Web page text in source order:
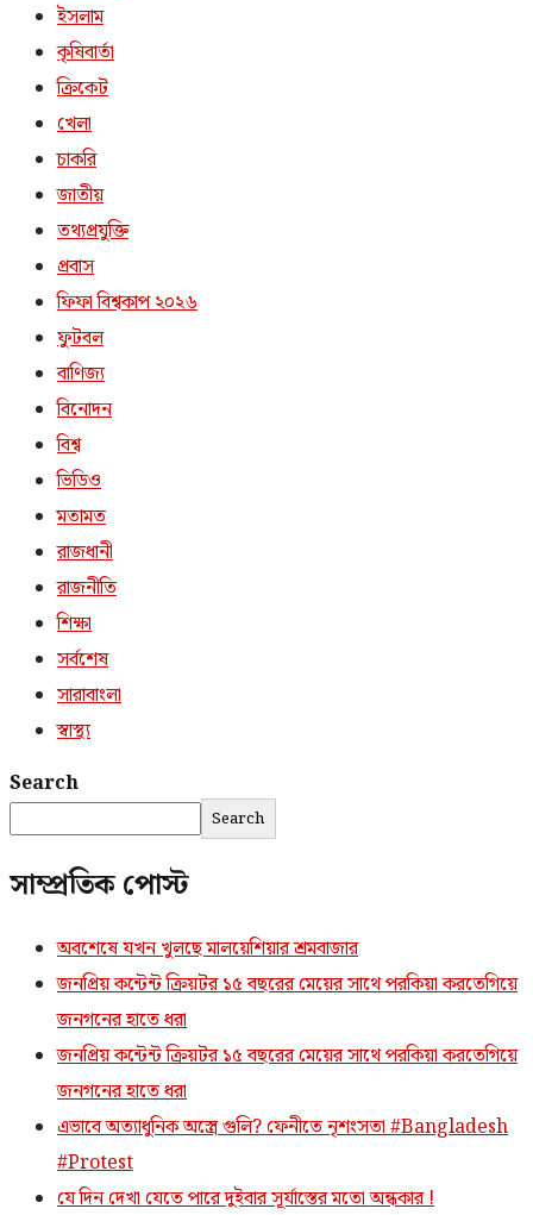
ইসলাম
কৃষিবার্তা
ক্রিকেট
খেলা
চাকরি
জাতীয়
তথ্যপ্রযুক্তি
প্রবাস
ফিফা বিশ্বকাপ ২০২৬
ফুটবল
বাণিজ্য
বিনোদন
বিশ্ব
ভিডিও
মতামত
রাজধানী
রাজনীতি
শিক্ষা
সর্বশেষ
সারাবাংলা
স্বাস্থ্য
Search
Search
সাম্প্রতিক পোস্ট
অবশেষে যখন খুলছে মালয়েশিয়ার শ্রমবাজার
জনপ্রিয় কন্টেন্ট ক্রিয়টর ১৫ বছরের মেয়ের সাথে পরকিয়া করতেগিয়ে
জনগনের হাতে ধরা
জনপ্রিয় কন্টেন্ট ক্রিয়টর ১৫ বছরের মেয়ের সাথে পরকিয়া করতেগিয়ে
জনগনের হাতে ধরা
এভাবে অত্যাধুনিক অস্ত্রে গুলি? ফেনীতে নৃশংসতা #Bangladesh
#Protest
যে দিন দেখা যেতে পারে দুইবার সূর্যাস্তের মতো অন্ধকার !